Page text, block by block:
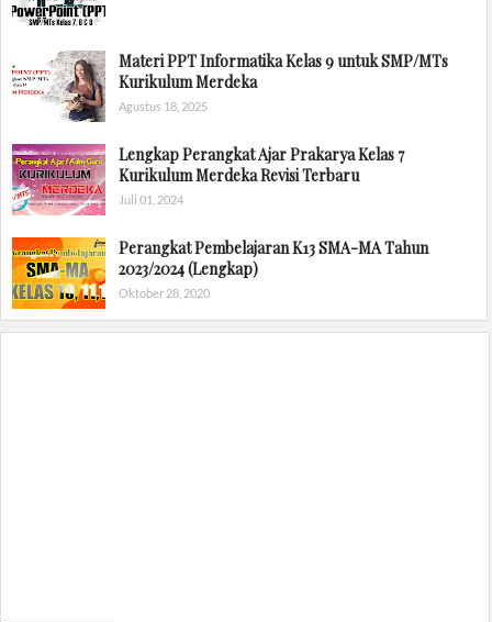
Materi PPT Informatika Kelas 9 untuk SMP/MTs
Kurikulum Merdeka
Agustus 18, 2025
Lengkap Perangkat Ajar Prakarya Kelas 7
Kurikulum Merdeka Revisi Terbaru
Juli 01, 2024
Perangkat Pembelajaran K13 SMA-MA Tahun
2023/2024 (Lengkap)
Oktober 28, 2020